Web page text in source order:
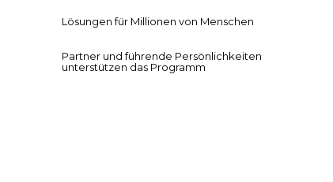
Lösungen für Millionen von Menschen
Partner und führende Persönlichkeiten
unterstützen das Programm